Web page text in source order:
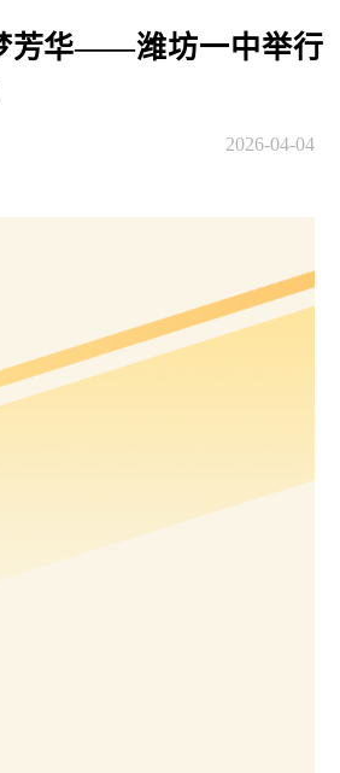
芳华——潍坊一中举行
2026-04-04